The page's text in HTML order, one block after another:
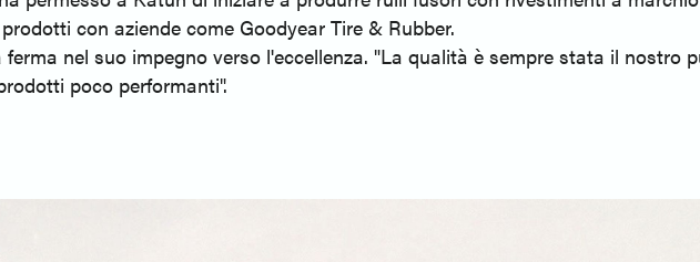
con aziende come Goodyear Tire & Rubber.
nel suo impegno verso l'eccellenza. "La qualità è sempre stata il nostro
poco performanti".